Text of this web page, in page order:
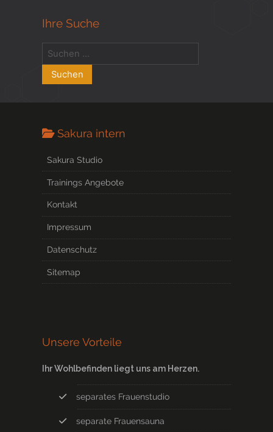
Ihre Suche
Sakura intern
Sakura Studio
Trainings Angebote
Kontakt
Impressum
Datenschutz
Sitemap
Unsere Vorteile
Ihr Wohlbefinden liegt uns am Herzen.
separates Frauenstudio
separate Frauensauna